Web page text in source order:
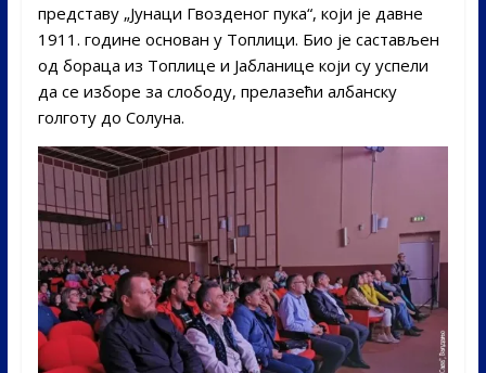
представу „Јунаци Гвозденог пука“, који је давне
1911. године основан у Топлици. Био је састављен
од бораца из Топлице и Јабланице који су успели
да се изборе за слободу, прелазећи албанску
голготу до Солуна.